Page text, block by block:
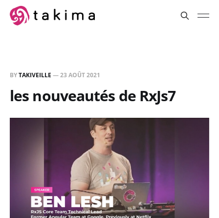
BYTAKIVEILLE —23 AOÛT 2021
les nouveautés de RxJs7